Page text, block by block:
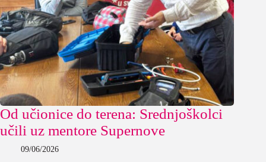
Od učionice do terena: Srednjoškolci
učili uz mentore Supernove
09/06/2026